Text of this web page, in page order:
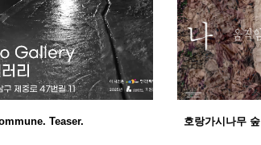
Teaser. 호랑가시나무 숲